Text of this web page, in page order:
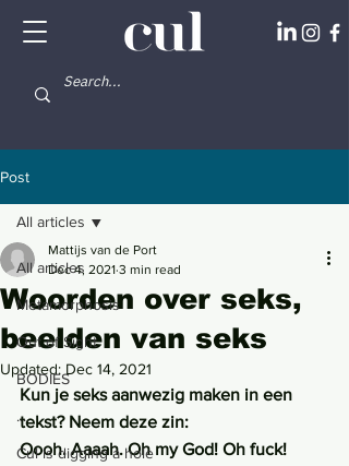
Post
All articles
Metamorphosis
Out of Sight
BODIES
...
Cul is digging a hole
All articles
Woorden over seks,
beelden van seks
Mattijs van de Port
Dec 4, 2021 3 min read
Updated: Dec 14, 2021
Kun je seks aanwezig maken in een
tekst? Neem deze zin:
Oooh. Aaaah. Oh my God! Oh fuck!